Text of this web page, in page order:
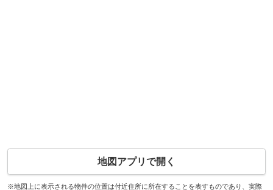
地図アプリで開く
※地図上に表示される物件の位置は付近住所に所在することを表すものであり、実際